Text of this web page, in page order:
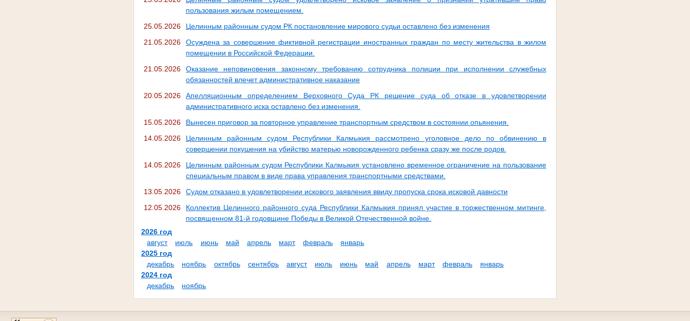
пользования жилым помещением.
25.05.2026
Целинным районным судом РК постановление мирового судьи оставлено без изменения
21.05.2026
Осуждена за совершение фиктивной регистрации иностранных граждан по месту жительства в жилом
помещении в Российской Федерации.
21.05.2026
Оказание неповиновения законному требованию сотрудника полиции при исполнении служебных
обязанностей влечет административное наказание
20.05.2026
Апелляционным определением Верховного Суда РК решение суда об отказе в удовлетворении
административного иска оставлено без изменения.
15.05.2026
Вынесен приговор за повторное управление транспортным средством в состоянии опьянения.
14.05.2026
Целинным районным судом Республики Калмыкия рассмотрено уголовное дело по обвинению в
совершении покушения на убийство матерью новорожденного ребенка сразу же после родов.
14.05.2026
Целинным районным судом Республики Калмыкия установлено временное ограничение на пользование
специальным правом в виде права управления транспортными средствами.
13.05.2026
Судом отказано в удовлетворении искового заявления ввиду пропуска срока исковой давности
12.05.2026
Коллектив Целинного районного суда Республики Калмыкия принял участие в торжественном митинге,
посвященном 81-й годовщине Победы в Великой Отечественной войне.
2026 год
август
июль июнь май апрель март февраль
январь
2025 год
декабрь
ноябрь октябрь сентябрь август июль июнь май апрель март февраль
январь
2024 год
декабрь
ноябрь